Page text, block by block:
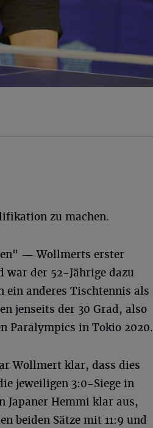
zu machen.
— Wollmerts erster
war der 52-Jährige dazu
ein anderes Tischtennis als
jenseits der 30 Grad, also
Paralympics in Tokio 2020.
Wollmert klar, dass dies
jeweiligen 3:0-Siege in
Japaner Hemmi klar aus,
beiden Sätze mit 11:9 und